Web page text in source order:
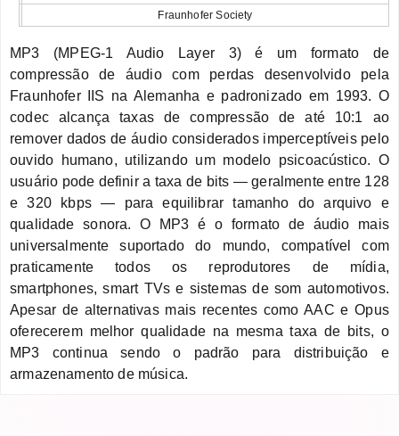
Fraunhofer Society
MP3 (MPEG-1 Audio Layer 3) é um formato de
compressão de áudio com perdas desenvolvido pela
Fraunhofer IIS na Alemanha e padronizado em 1993. O
codec alcança taxas de compressão de até 10:1 ao
remover dados de áudio considerados imperceptíveis pelo
ouvido humano, utilizando um modelo psicoacústico. O
usuário pode definir a taxa de bits — geralmente entre 128
e 320 kbps — para equilibrar tamanho do arquivo e
qualidade sonora. O MP3 é o formato de áudio mais
universalmente suportado do mundo, compatível com
praticamente todos os reprodutores de mídia,
smartphones, smart TVs e sistemas de som automotivos.
Apesar de alternativas mais recentes como AAC e Opus
oferecerem melhor qualidade na mesma taxa de bits, o
MP3 continua sendo o padrão para distribuição e
armazenamento de música.